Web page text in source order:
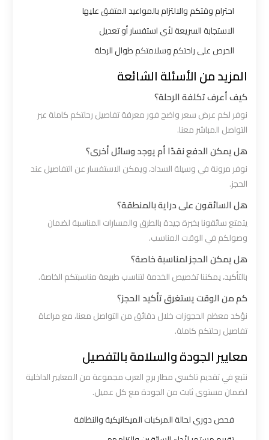
احترام وقتكم والالتزام بالمواعيد المتفق عليها
الاستجابة السريعة لأي استفسار أو تعديل
الحرص على راحتكم وسلامتكم طوال الرحلة
المزيد من الأسئلة الشائعة
كيف أعرف تكلفة الرحلة؟
نوفر لكم عرض سعر واضح فور معرفة تفاصيل رحلتكم كاملة عبر
التواصل المباشر معنا.
هل يمكن الدفع نقدًا أم يوجد وسائل أخرى؟
نوفر مرونة في وسيلة السداد، ويمكن الاستفسار عن التفاصيل عند
الحجز.
هل السائقون على دراية بالمنطقة؟
يتمتع سائقونا بخبرة جيدة بالطرق والمسارات المناسبة لضمان
وصولكم في الوقت المناسب.
هل يمكن الحجز لمناسبة خاصة؟
بالتأكيد، يمكننا تخصيص الخدمة لتناسب طبيعة مناسبتكم الخاصة.
كم من الوقت يستغرق تأكيد الحجز؟
نؤكد معظم الحجوزات خلال دقائق من التواصل معنا، مع مراعاة
تفاصيل رحلتكم كاملة.
معايير الجودة والسلامة بالتفصيل
نتبع في تقديم تاكسي مطار برج العرب مجموعة من المعايير الداخلية
لضمان مستوى ثابت من الجودة مع كل عميل.
فحص دوري لحالة المركبات الميكانيكية والنظافة
ليموزين
الاسكندرية
القاهرة
ليموزين
القاهرة
للاسكندرية
ليموزين
القاهرة